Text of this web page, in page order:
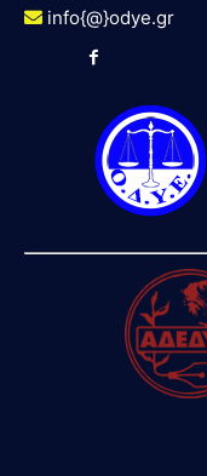
info{@}odye.gr